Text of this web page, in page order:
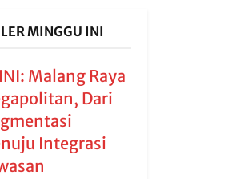
MINGGU INI
Malang Raya
Dari
Integrasi